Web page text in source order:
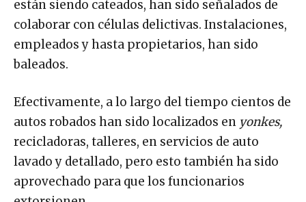
están siendo cateados, han sido señalados de
colaborar con células delictivas. Instalaciones,
empleados y hasta propietarios, han sido
baleados.
Efectivamente, a lo largo del tiempo cientos de
autos robados han sido localizados enyonkes,
recicladoras, talleres, en servicios de auto
lavado y detallado, pero esto también ha sido
aprovechado para que los funcionarios